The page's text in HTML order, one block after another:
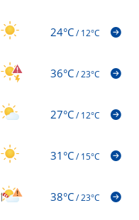
24°C/12°C
36°C/23°C
27°C/12°C
31°C/15°C
38°C/23°C